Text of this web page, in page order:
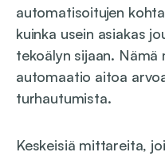
automatisoitujen
kuinka usein asiakas
tekoälyn sijaan.
automaatio aitoa
turhautumista.
Keskeisiä mittareita,